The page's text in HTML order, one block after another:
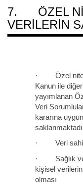
7. ÖZEL
VERILERIN
· Özel
Kanun ile
yayımlanan
Veri
kararına
· Veri
· Sağlık ve
kişisel
olması